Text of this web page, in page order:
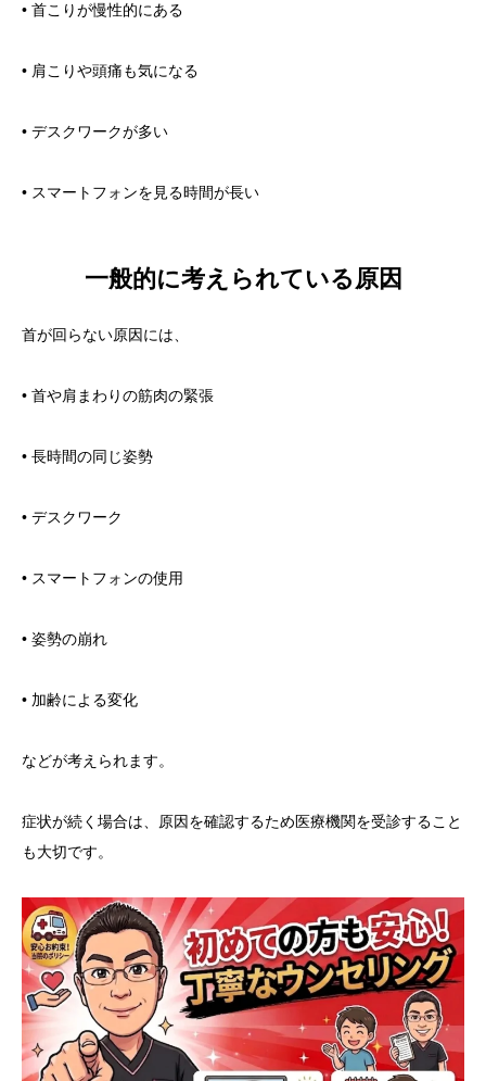
• 首こりが慢性的にある
• 肩こりや頭痛も気になる
• デスクワークが多い
• スマートフォンを見る時間が長い
一般的に考えられている原因
首が回らない原因には、
• 首や肩まわりの筋肉の緊張
• 長時間の同じ姿勢
• デスクワーク
• スマートフォンの使用
• 姿勢の崩れ
• 加齢による変化
などが考えられます。
症状が続く場合は、原因を確認するため医療機関を受診すること
も大切です。